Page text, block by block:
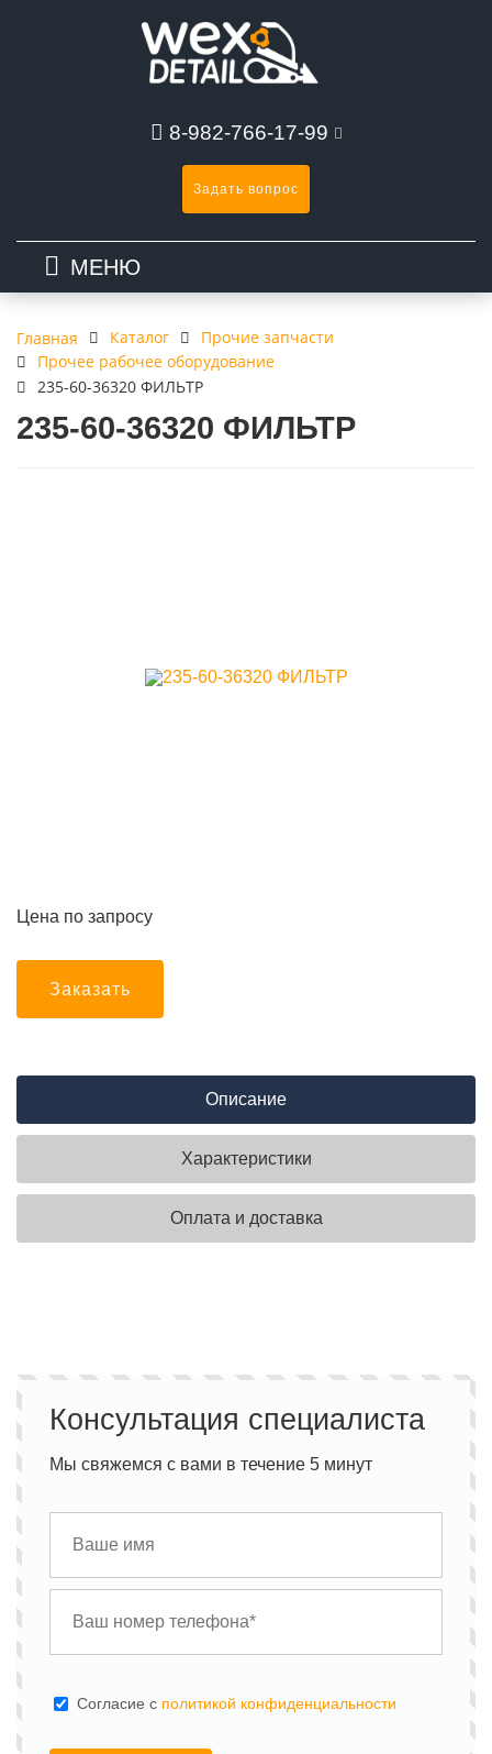
8-982-766-17-99
Задать вопрос
МЕНЮ
Главная Каталог
Прочие запчасти
Прочее рабочее оборудование
235-60-36320 ФИЛЬТР
235-60-36320 ФИЛЬТР
Цена по запросу
Заказать
Описание
Характеристики
Оплата и доставка
Консультация специалиста
Мы свяжемся с вами в течение 5 минут
Cогласие с политикой конфиденциальности